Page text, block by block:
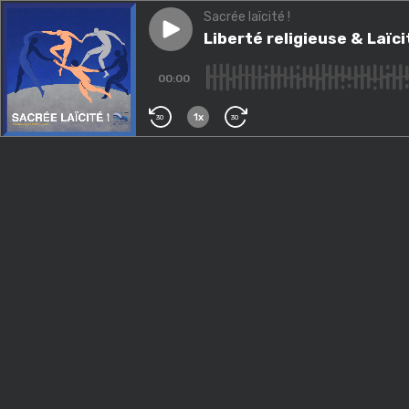
Play episodeLiberté religieuse & Laïcité
Sacrée laïcité !
Liberté religieuse &
00:00
30 1x 30